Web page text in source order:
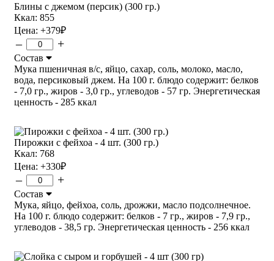
Блины с джемом (персик) (300 гр.)
Ккал: 855
Цена: +379₽
– +
Состав
Мука пшеничная в/с, яйцо, сахар, соль, молоко, масло,
вода, персиковый джем. На 100 г. блюдо содержит: белков
- 7,0 гр., жиров - 3,0 гр., углеводов - 57 гр. Энергетическая
ценность - 285 ккал
Пирожки с фейхоа - 4 шт. (300 гр.)
Ккал: 768
Цена: +330₽
– +
Состав
Мука, яйцо, фейхоа, соль, дрожжи, масло подсолнечное.
На 100 г. блюдо содержит: белков - 7 гр., жиров - 7,9 гр.,
углеводов - 38,5 гр. Энергетическая ценность - 256 ккал